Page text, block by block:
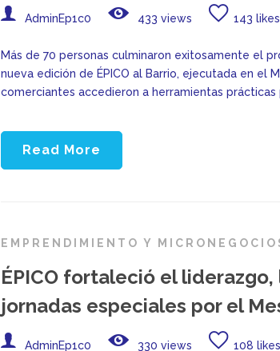
AdminEp1c0 433 views 143 likes
Más de 70 personas culminaron exitosamente el
nueva edición de ÉPICO al Barrio, ejecutada en el
comerciantes accedieron a herramientas
Read More
EMPRENDIMIENTO Y
ÉPICO fortaleció el
jornadas especiales por el
AdminEp1c0 330 views 108 likes